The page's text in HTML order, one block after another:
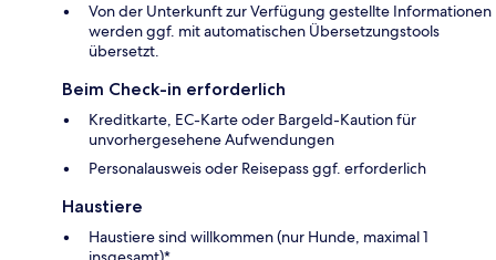
Von der Unterkunft zur Verfügung gestellte Informationen
werden ggf. mit automatischen Übersetzungstools
übersetzt.
Beim Check-in erforderlich
Kreditkarte, EC-Karte oder Bargeld-Kaution für
unvorhergesehene Aufwendungen
Personalausweis oder Reisepass ggf. erforderlich
Haustiere
Haustiere sind willkommen (nur Hunde, maximal 1